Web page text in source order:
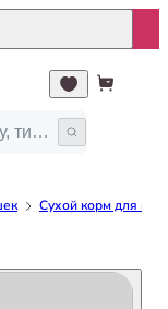
Сухой корм для